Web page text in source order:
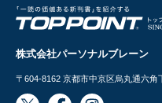
株式会社パーソナルブレーン
〒604-8162 京都市中京区烏丸通六角